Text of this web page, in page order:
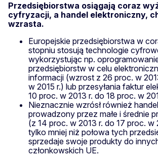
Przedsiębiorstwa osiągają coraz
cyfryzacji, a handel elektroniczny,
wzrasta.
Europejskie przedsiębiorstwa w
stopniu stosują technologie
wykorzystując np.
przedsiębiorstw w celu
informacji (wzrost z 26 proc. w
w 2015 r.) lub przesyłania faktur
10 proc. w 2013 r. do 18 proc. w
Nieznacznie wzrósł również
prowadzony przez małe i średnie
(z 14 proc. w 2013 r. do 17 proc. w
tylko mniej niż połowa tych
sprzedaje swoje produkty do
członkowskich UE.